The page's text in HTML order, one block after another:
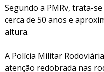
Segundo a PMRv, trata-
cerca de 50 anos e
altura.
A Polícia Militar
atenção redobrada nas